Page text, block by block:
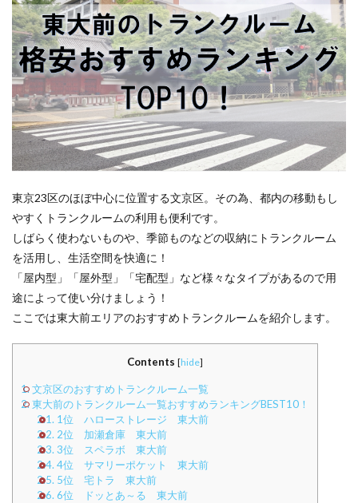
東京23区のほぼ中心に位置する文京区。その為、都内の移動もし
やすくトランクルームの利用も便利です。
しばらく使わないものや、季節ものなどの収納にトランクルーム
を活用し、生活空間を快適に！
「屋内型」「屋外型」「宅配型」など様々なタイプがあるので用
途によって使い分けましょう！
ここでは東大前エリアのおすすめトランクルームを紹介します。
Contents [hide]
1.文京区のおすすめトランクルーム一覧
2.東大前のトランクルーム一覧おすすめランキングBEST10！
2.1. 1位 ハローストレージ 東大前
2.2. 2位 加瀬倉庫 東大前
2.3. 3位 スペラボ 東大前
2.4. 4位 サマリーポケット 東大前
2.5. 5位 宅トラ 東大前
2.6. 6位 ドッとあ～る 東大前